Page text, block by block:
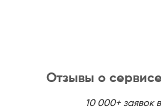
Отзывы о сервисе
10 000+ заявок